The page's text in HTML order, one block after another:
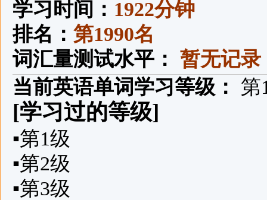
学习时间： 1922分钟
排名： 第1990名
词汇量测试水平： 暂无记录
当前英语单词学习等级：
第
[学习过的等级]
▪第1级
▪第2级
▪第3级